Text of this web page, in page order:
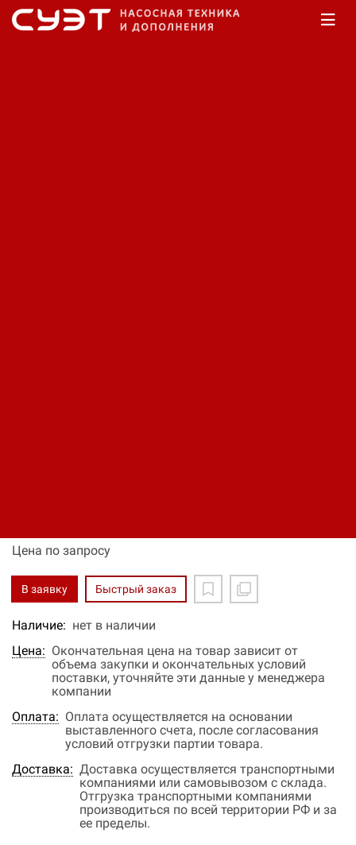
Цена по запросу
В заявку Быстрый заказ
Наличие: нет в наличии
Цена: Окончательная цена на товар зависит от
объема закупки и окончательных условий
поставки, уточняйте эти данные у менеджера
компании
Оплата: Оплата осуществляется на основании
выставленного счета, после согласования
условий отгрузки партии товара.
Доставка: Доставка осуществляется транспортными
компаниями или самовывозом с склада.
Отгрузка транспортными компаниями
производиться по всей территории РФ и за
ее пределы.